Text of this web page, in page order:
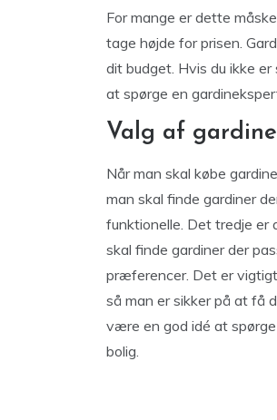
For mange er dette
tage højde for prisen.
dit budget. Hvis du ikke
at spørge en
Valg af
Når man skal købe
man skal finde gardiner
funktionelle. Det tredje er
skal finde gardiner der
præferencer. Det er
så man er sikker på at få
være en god idé at
bolig.